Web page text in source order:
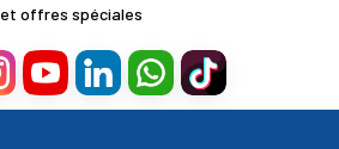
et offres spéciales